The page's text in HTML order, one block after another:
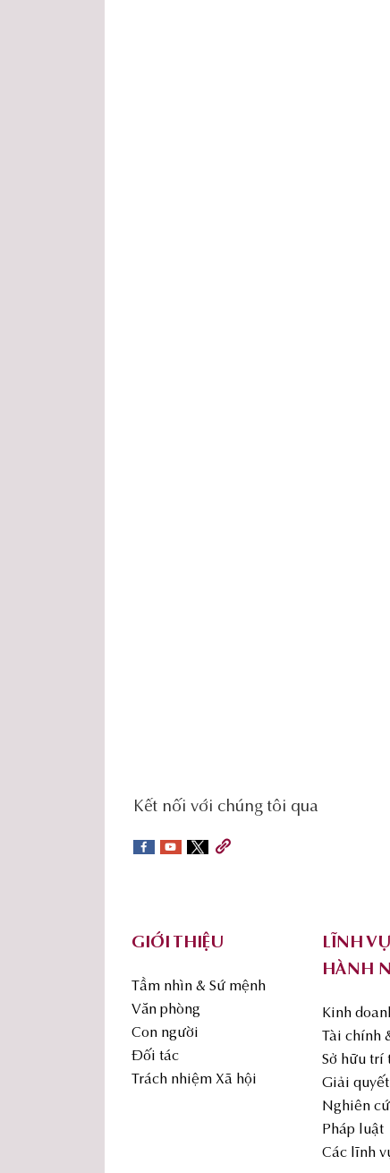
social-
sidebar
Kết nối với chúng tôi qua
GIỚI THIỆU
Tầm nhìn & Sứ mệnh
Văn phòng
Con người
Đối tác
Trách nhiệm Xã hội
LĨNH
HÀNH
Kinh
Tài chính
Sở hữu trí
Giải quyết
Nghiên
Pháp luật
Các lĩnh